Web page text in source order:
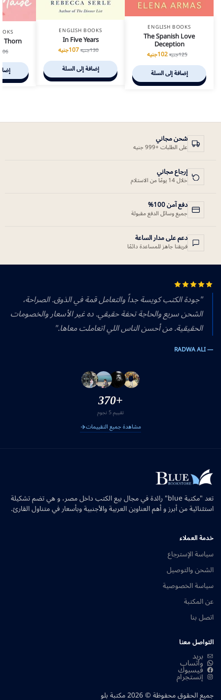
ENGLISH BOOKS
The Spanish Love
Deception
125جنيه102جنيه
إضافة إلى السلة
ENGLISH BOOKS
In Five Years
130جنيه107جنيه
إضافة إلى السلة
Thorn
شحن مجاني
على الطلبات +999 جنيه
إرجاع مجاني
خلال 14 يومًا من الاستلام
دفع آمن 100%
جميع وسائل الدفع مقبولة
دعم على مدار الساعة
فريقنا جاهز للمساعدة دائمًا
"جودة الكتب كويسة جداً والتعامل قمة في الذوق. الصراحة،
الشحن سريع والحاجة تحفة حقيقي. ده غير الأسعار والخصومات
الحقيقية. من أحسن الناس اللي اتعاملت معاها."
— RADWA ALI
+370
تقييم 5 نجوم
مشاهدة جميع التقييمات
تعد "مكتبة blue" رائدة في مجال بيع الكتب داخل مصر، و هي تضم تشكيلة
استثنائية من أبرز و أهم العناوين العربية والأجنبية وبأسعار في متناول القارئ.
خدمة العملاء
سياسة الإسترجاع
الشحن والتوصيل
سياسة الخصوصية
عن المكتبة
اتصل بنا
التواصل معنا
بريد
واتساب
فيسبوك
إنستجرام
جميع الحقوق محفوظة © 2026 مكتبة بلو